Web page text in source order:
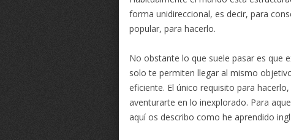
forma unidireccional, es decir, para
popular, para hacerlo.
No obstante lo que suele pasar es que
solo te permiten llegar al mismo
eficiente. El único requisito para
aventurarte en lo inexplorado. Para
aquí os describo como he aprendido